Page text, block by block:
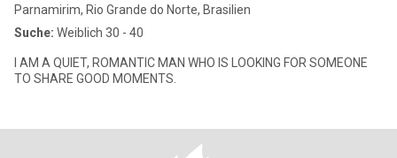
Parnamirim, Rio Grande do Norte, Brasilien
Suche: Weiblich 30 - 40
I AM A QUIET, ROMANTIC MAN WHO IS LOOKING FOR SOMEONE
TO SHARE GOOD MOMENTS.